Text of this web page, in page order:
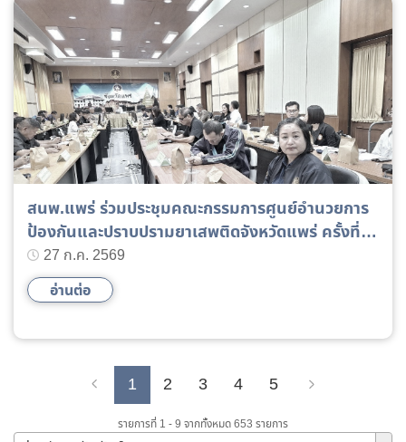
สนพ.แพร่ ร่วมประชุมคณะกรรมการศูนย์อำนวยการ
ป้องกันและปราบปรามยาเสพติดจังหวัดแพร่ ครั้งที่
7/2569
27 ก.ค. 2569
อ่านต่อ
Previous
1 2 3 4 5
รายการที่ 1 - 9 จากทั้งหมด 653 รายการ